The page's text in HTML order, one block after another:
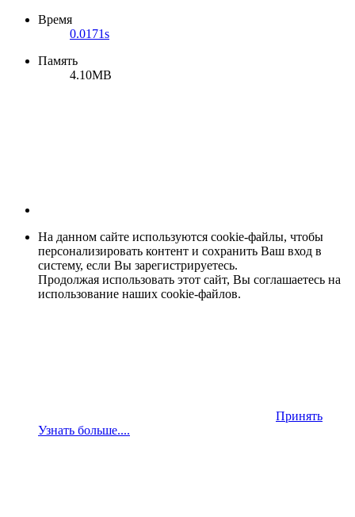
Время
0.0171s
Память
4.10MB
На данном сайте используются cookie-файлы, чтобы
персонализировать контент и сохранить Ваш вход в
систему, если Вы зарегистрируетесь.
Продолжая использовать этот сайт, Вы соглашаетесь на
использование наших cookie-файлов.
Принять
Узнать больше....